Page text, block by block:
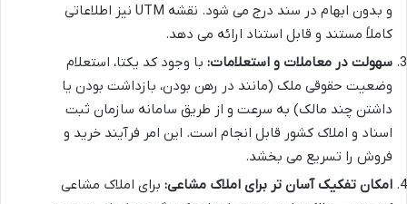
و بدون ابهام در سند درج می شود. نقشه UTM نیز اطلاعاتی
کاملاً مستند و قابل استناد ارائه می دهد.
سهولت در معاملات و استعلامات: با وجود کد یکتا، استعلام
وضعیت حقوقی ملک (مانند در رهن بودن، بازداشت بودن یا
داشتن چند مالک) به سرعت و از طریق سامانه سازمان ثبت
اسناد و املاک کشور قابل انجام است. این امر فرآیند خرید و
فروش را تسریع می بخشد.
امکان تفکیک آسان تر برای املاک مشاعی: برای املاک مشاعی